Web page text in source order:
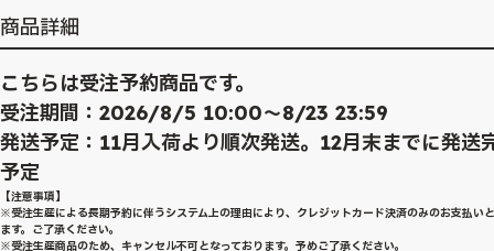
商品詳細
こちらは受注予約商品です。
受注期間：2026/8/5 10:00～8/23 23:59
発送予定：11月入荷より順次発送。12月末までに発送
予定
【注意事項】
※受注生産による長期予約に伴うシステム上の理由により、クレジットカード決済のみのお支払い
ます。ご了承ください。
※受注生産商品のため、キャンセル不可となっております。予めご了承ください。